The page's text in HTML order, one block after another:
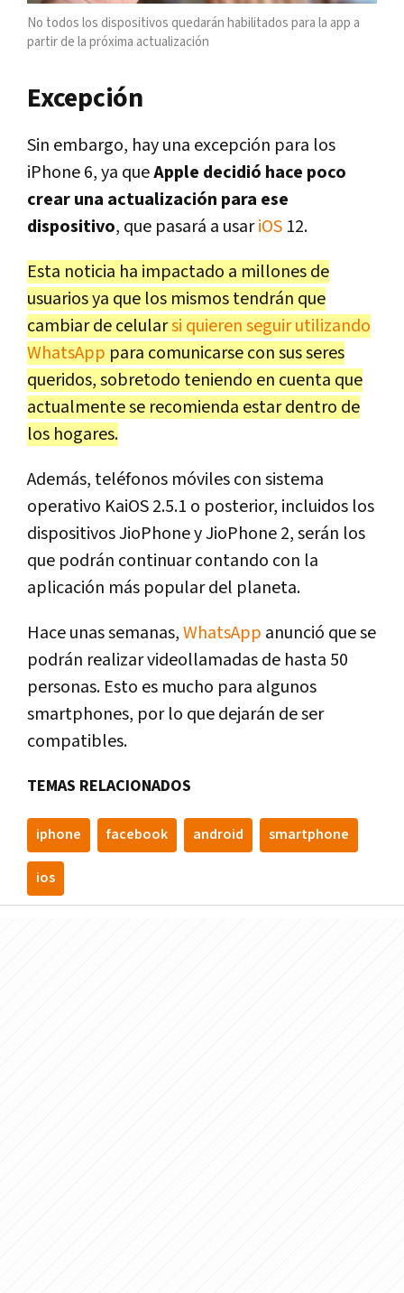
No todos los dispositivos quedarán habilitados para la app a
partir de la próxima actualización
Excepción
Sin embargo, hay una excepción para los
iPhone 6, ya queApple decidió hace poco
crear una actualización para ese
dispositivo, que pasará a usariOS 12.
Esta noticia ha impactado a millones de
usuarios ya que los mismos tendrán que
cambiar de celularsi quieren seguir utilizando
WhatsApp para comunicarse con sus seres
queridos, sobretodo teniendo en cuenta que
actualmente se recomienda estar dentro de
los hogares.
Además, teléfonos móviles con sistema
operativo KaiOS 2.5.1 o posterior, incluidos los
dispositivos JioPhone y JioPhone 2, serán los
que podrán continuar contando con la
aplicación más popular del planeta.
Hace unas semanas,WhatsApp anunció que se
podrán realizar videollamadas de hasta 50
personas. Esto es mucho para algunos
smartphones, por lo que dejarán de ser
compatibles.
TEMAS RELACIONADOS
iphone facebook android smartphone
ios